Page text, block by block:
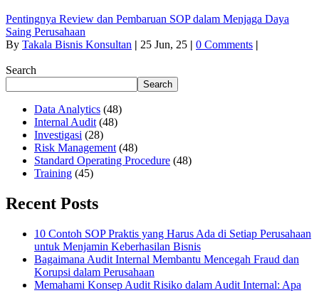
Pentingnya Review dan Pembaruan SOP dalam Menjaga Daya
Saing Perusahaan
By Takala Bisnis Konsultan | 25 Jun, 25 | 0 Comments |
Search
Search
Data Analytics (48)
Internal Audit (48)
Investigasi (28)
Risk Management (48)
Standard Operating Procedure (48)
Training (45)
Recent Posts
10 Contoh SOP Praktis yang Harus Ada di Setiap Perusahaan
untuk Menjamin Keberhasilan Bisnis
Bagaimana Audit Internal Membantu Mencegah Fraud dan
Korupsi dalam Perusahaan
Memahami Konsep Audit Risiko dalam Audit Internal: Apa